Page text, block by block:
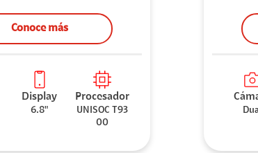
Conoce más
Display
6.8"
Procesador
UNISOC T93
00